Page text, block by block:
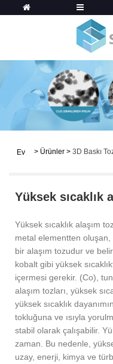
Ev > Ürünler > 3D Baskı
Yüksek sıcaklık
Yüksek sıcaklık alaşım
metal elementten oluşan,
bir alaşım tozudur ve
kobalt gibi yüksek
içermesi gerekir. (Co),
alaşım tozları, yüksek
yüksek sıcaklık
tokluğuna ve ısıyla
stabil olarak çalışabilir.
zaman. Bu nedenle,
uzay, enerji, kimya ve